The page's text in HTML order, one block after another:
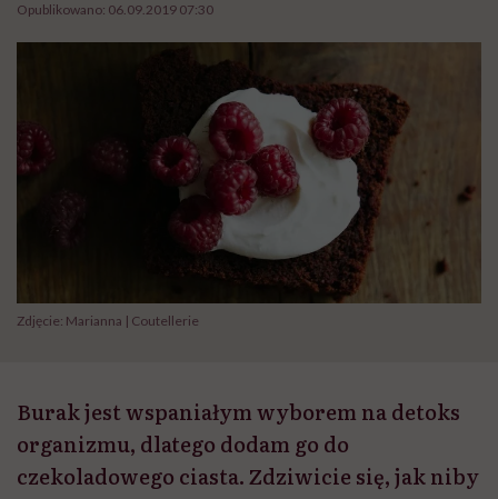
Opublikowano: 06.09.2019 07:30
Zdjęcie: Marianna | Coutellerie
Burak jest wspaniałym wyborem na detoks
organizmu, dlatego dodam go do
czekoladowego ciasta. Zdziwicie się, jak niby